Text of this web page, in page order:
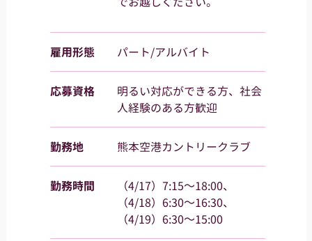
雇用形態 パート/アルバイト
応募資格
明るい対応ができる方、社会
人経験のある方歓迎
勤務地 熊本空港カントリークラブ
勤務時間
（4/17）7:15～18:00、
（4/18）6:30～16:30、
（4/19）6:30～15:00